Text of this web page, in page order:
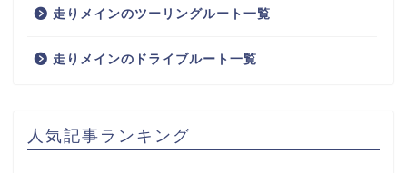
走りメインのツーリングルート一覧
走りメインのドライブルート一覧
人気記事ランキング